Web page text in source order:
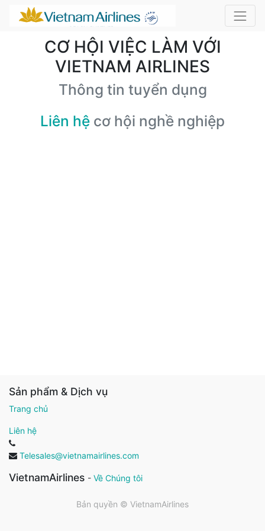
CƠ HỘI VIỆC LÀM VỚI
VIETNAM AIRLINES
Thông tin tuyển dụng
Liên hệ cơ hội nghề nghiệp
Sản phẩm & Dịch vụ
Trang chủ
Liên hệ
Telesales@vietnamairlines.com
VietnamAirlines - Về Chúng tôi
Bản quyền © VietnamAirlines